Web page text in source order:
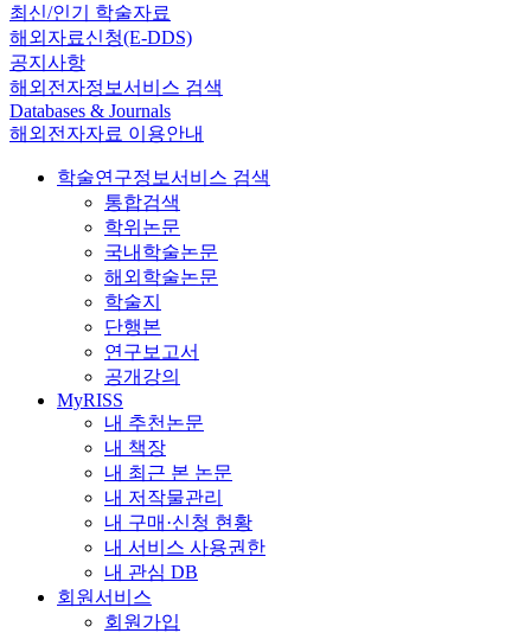
최신/인기 학술자료
해외자료신청(E-DDS)
공지사항
해외전자정보서비스 검색
Databases & Journals
해외전자자료 이용안내
학술연구정보서비스 검색
통합검색
학위논문
국내학술논문
해외학술논문
학술지
단행본
연구보고서
공개강의
MyRISS
내 추천논문
내 책장
내 최근 본 논문
내 저작물관리
내 구매·신청 현황
내 서비스 사용권한
내 관심 DB
회원서비스
회원가입